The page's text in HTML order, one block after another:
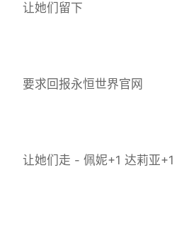
让她们留下
要求回报永恒世界官网
让她们走 - 佩妮+1 达莉亚+1